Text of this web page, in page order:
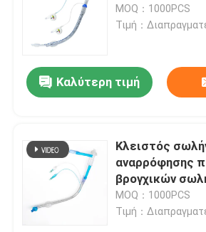
MOQ：1000PCS
Τιμή：
Καλύτερη τιμή
Κλειστός
αναρρόφησης
βρογχικών
λούμεν τύπων
νήπιο
MOQ：1000PCS
Τιμή：